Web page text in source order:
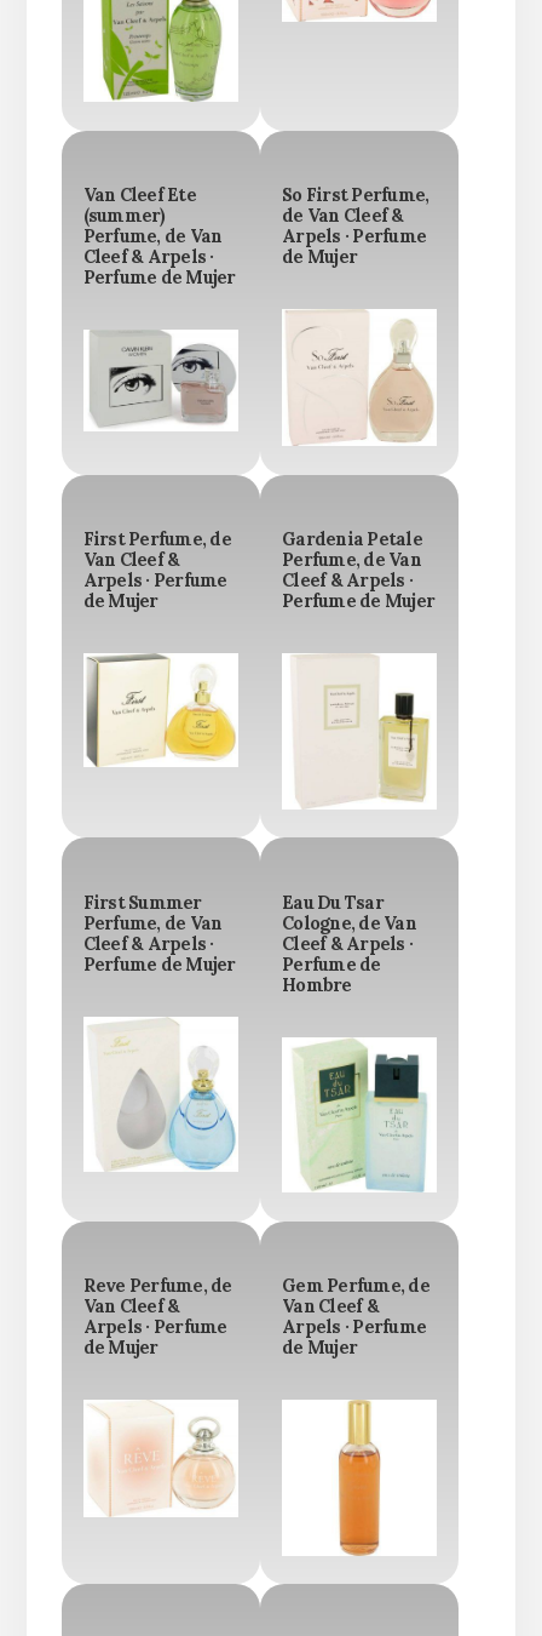
Van Cleef Ete
(summer)
Perfume, de Van
Cleef & Arpels ·
Perfume de Mujer
So First Perfume,
de Van Cleef &
Arpels · Perfume
de Mujer
First Perfume, de
Van Cleef &
Arpels · Perfume
de Mujer
Gardenia Petale
Perfume, de Van
Cleef & Arpels ·
Perfume de Mujer
First Summer
Perfume, de Van
Cleef & Arpels ·
Perfume de Mujer
Eau Du Tsar
Cologne, de Van
Cleef & Arpels ·
Perfume de
Hombre
Reve Perfume, de
Van Cleef &
Arpels · Perfume
de Mujer
Gem Perfume, de
Van Cleef &
Arpels · Perfume
de Mujer